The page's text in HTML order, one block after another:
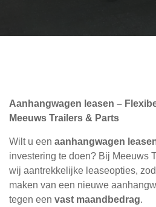
Aanhangwagen leasen –
Meeuws Trailers & Parts
Wilt u een aanhangwagen
investering te doen? Bij Meeuws
wij aantrekkelijke leaseopties,
maken van een nieuwe
tegen een vast maandbedrag.